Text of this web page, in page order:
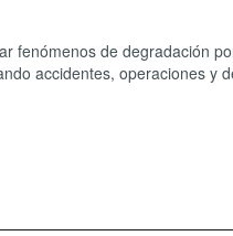
fenómenos de degradación
accidentes, operaciones y